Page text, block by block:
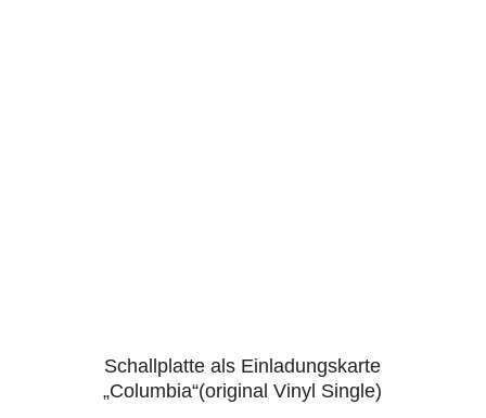
4.96
Schallplatte als Einladungskarte
„Columbia“(original Vinyl Single)